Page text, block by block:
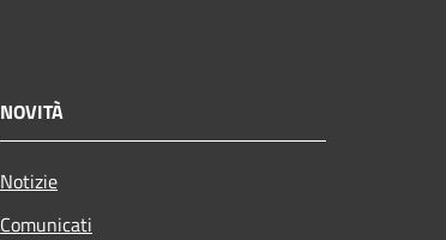
NOVITÀ
Notizie
Comunicati